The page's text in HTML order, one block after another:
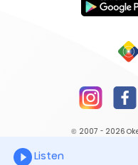
© 2007 - 2026
Listen